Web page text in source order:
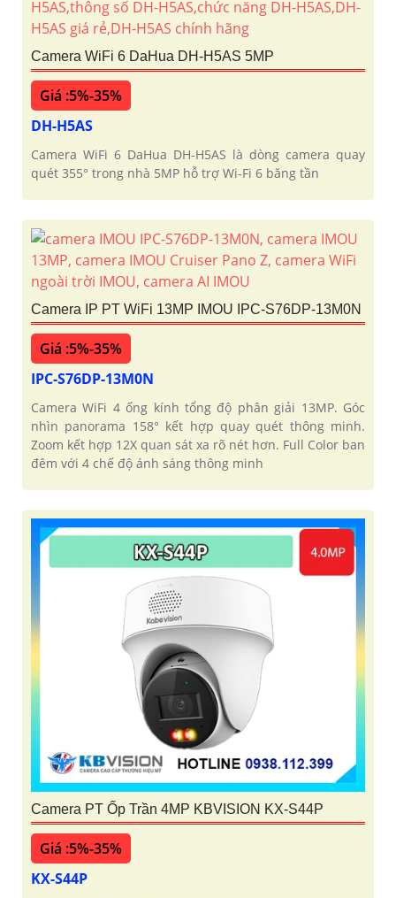
Camera WiFi 6 DaHua DH-H5AS 5MP
Giá :5%-35%
DH-H5AS
Camera WiFi 6 DaHua DH-H5AS là dòng camera quay
quét 355° trong nhà 5MP hỗ trợ Wi-Fi 6 băng tần
Camera IP PT WiFi 13MP IMOU IPC-S76DP-13M0N
Giá :5%-35%
IPC-S76DP-13M0N
Camera WiFi 4 ống kính tổng độ phân giải 13MP. Góc
nhìn panorama 158° kết hợp quay quét thông minh.
Zoom kết hợp 12X quan sát xa rõ nét hơn. Full Color ban
đêm với 4 chế độ ánh sáng thông minh
Camera PT Ốp Trần 4MP KBVISION KX-S44P
Giá :5%-35%
KX-S44P